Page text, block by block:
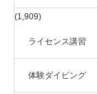
(1,909)
ライセンス講習
体験ダイビング